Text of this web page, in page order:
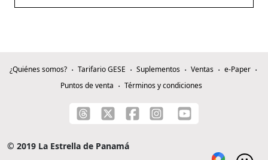
¿Quiénes somos? Tarifario GESE Suplementos Ventas
e-Paper
Puntos de venta
Términos y condiciones
© 2019 La Estrella de Panamá